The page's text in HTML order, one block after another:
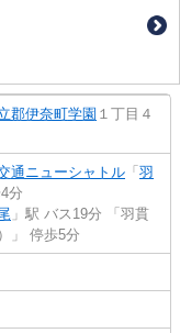
郡伊奈町学園 １丁目４
通ニューシャトル 「 羽
分
」駅 バス19分 「羽貫
」 停歩5分